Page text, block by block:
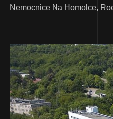
Nemocnice Na Homolce,